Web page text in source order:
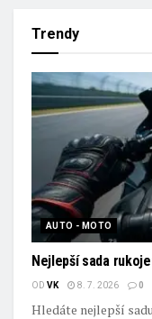
Trendy
AUTO - MOTO
Nejlepší sada
OD VK 8. 7. 2026 0
Hledáte nejlepší